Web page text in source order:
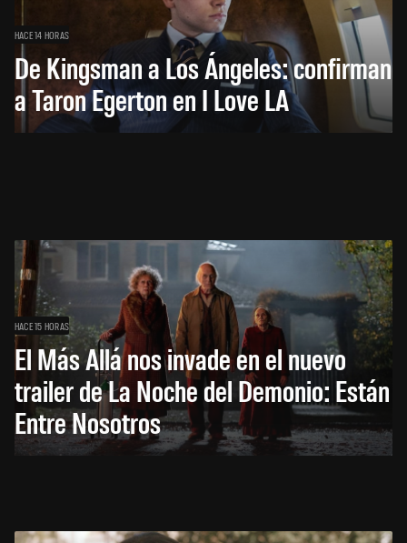
HACE 14 HORAS
De Kingsman a Los Ángeles: confirman
a Taron Egerton en I Love LA
HACE 15 HORAS
El Más Allá nos invade en el nuevo
trailer de La Noche del Demonio: Están
Entre Nosotros